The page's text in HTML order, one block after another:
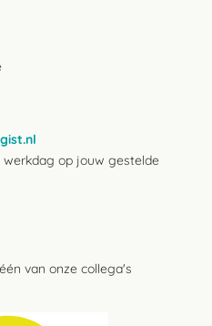
werkdag op jouw gestelde
van onze collega's